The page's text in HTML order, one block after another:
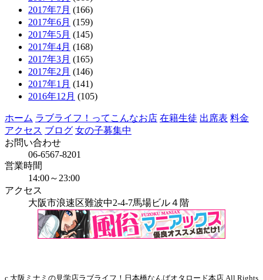
2017年7月 (166)
2017年6月 (159)
2017年5月 (145)
2017年4月 (168)
2017年3月 (165)
2017年2月 (146)
2017年1月 (141)
2016年12月 (105)
ホーム ラブライフ！ってこんなお店 在籍生徒 出席表 料金
アクセス ブログ 女の子募集中
お問い合わせ
06-6567-8201
営業時間
14:00～23:00
アクセス
大阪市浪速区難波中2-4-7馬場ビル４階
c 大阪ミナミの見学店ラブライフ！日本橋なんばオタロード本店 All Rights